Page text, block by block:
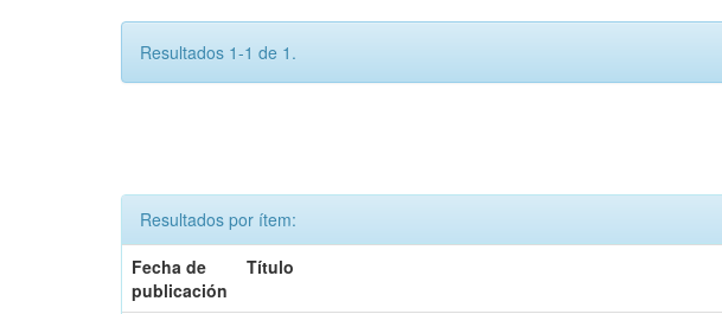
Resultados 1-1 de 1.
Resultados por ítem:
Fecha de
publicación
Título